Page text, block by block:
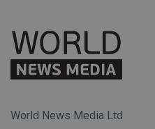
World News Media Ltd